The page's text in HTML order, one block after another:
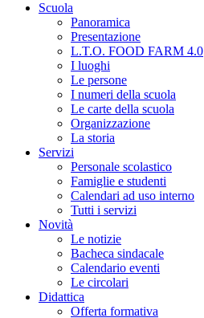
Scuola
Panoramica
Presentazione
L.T.O. FOOD FARM 4.0
I luoghi
Le persone
I numeri della scuola
Le carte della scuola
Organizzazione
La storia
Servizi
Personale scolastico
Famiglie e studenti
Calendari ad uso interno
Tutti i servizi
Novità
Le notizie
Bacheca sindacale
Calendario eventi
Le circolari
Didattica
Offerta formativa